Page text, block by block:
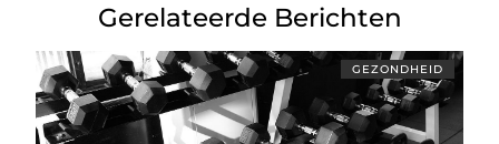
Gerelateerde Berichten
GEZONDHEID